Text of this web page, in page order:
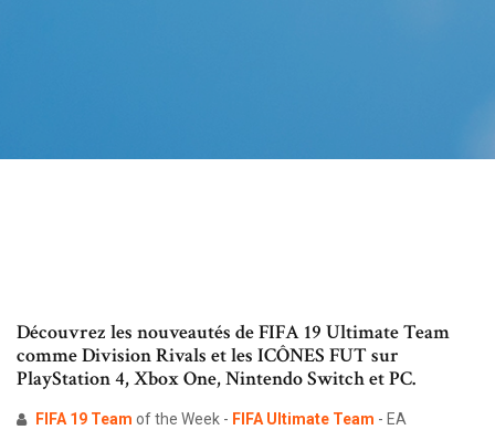
Découvrez les nouveautés de FIFA 19 Ultimate Team
comme Division Rivals et les ICÔNES FUT sur
PlayStation 4, Xbox One, Nintendo Switch et PC.
FIFA 19 Team of the Week - FIFA Ultimate Team - EA